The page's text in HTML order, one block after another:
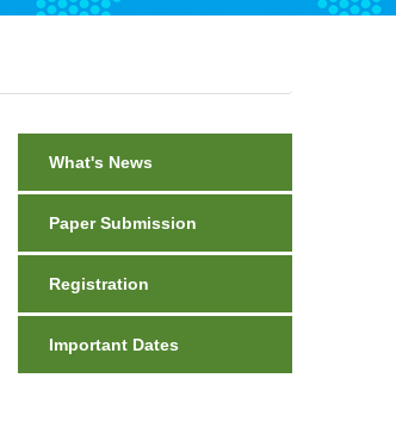
What's News
Paper Submission
Registration
Important Dates